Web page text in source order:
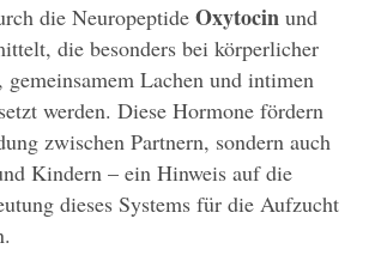
die Neuropeptide Oxytocin
die besonders bei körperlicher
Lachen und intimen
werden. Diese Hormone fördern
zwischen Partnern, sondern auch
Kindern – ein Hinweis auf die
dieses Systems für die Aufzucht